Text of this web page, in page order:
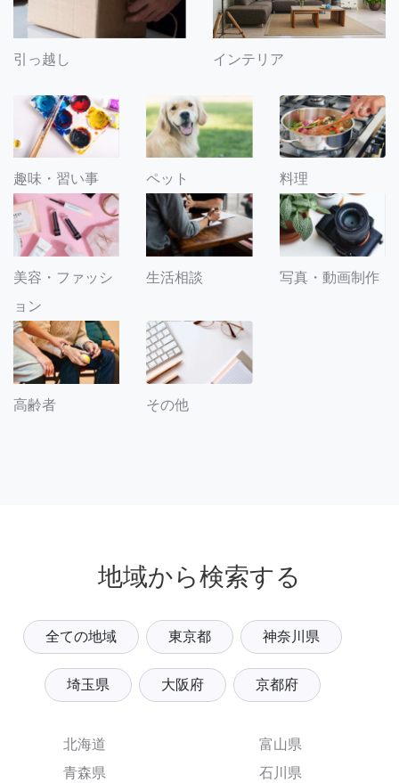
引っ越し インテリア
趣味・習い事 ペット 料理
美容・ファッシ
ョン
生活相談 写真・動画制作
高齢者 その他
地域から検索する
全ての地域 東京都 神奈川県
埼玉県 大阪府 京都府
北海道
青森県
富山県
石川県